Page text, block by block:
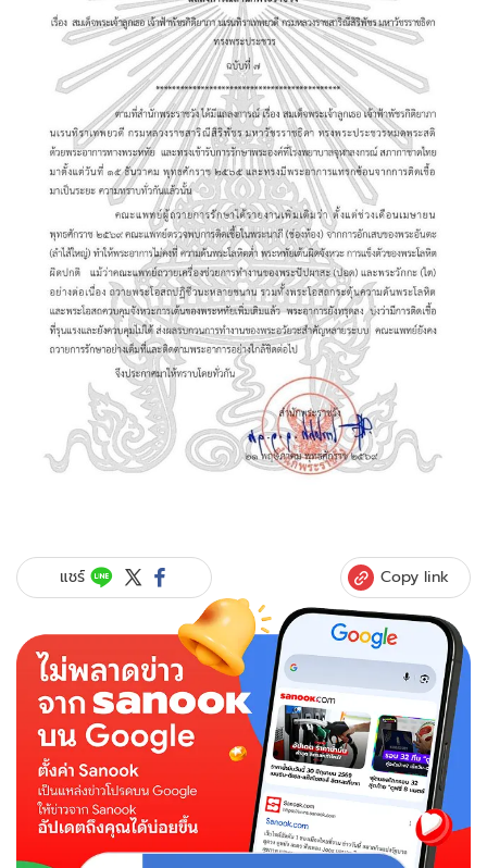
แชร์ Copy link